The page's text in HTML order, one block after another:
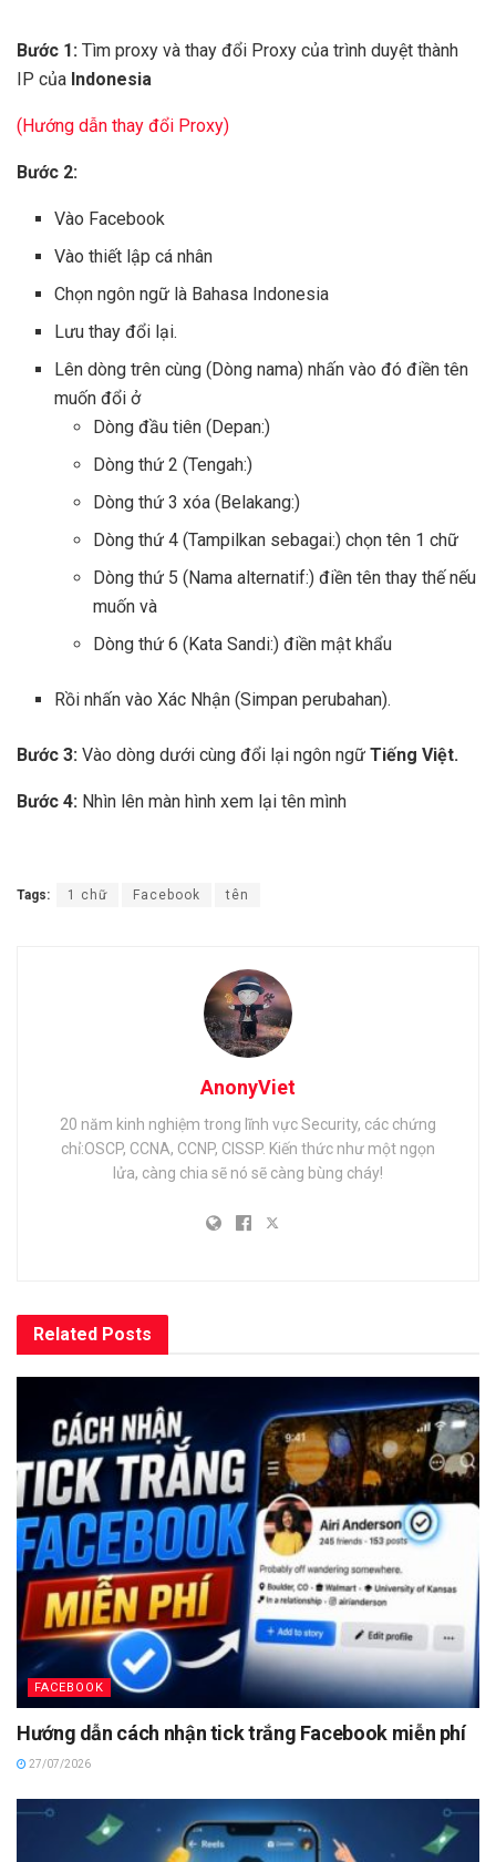
Bước 1: Tìm proxy và thay đổi Proxy của trình duyệt thành
IP của Indonesia
(Hướng dẫn thay đổi Proxy)
Bước 2:
Vào Facebook
Vào thiết lập cá nhân
Chọn ngôn ngữ là Bahasa Indonesia
Lưu thay đổi lại.
Lên dòng trên cùng (Dòng nama) nhấn vào đó điền tên
muốn đổi ở
Dòng đầu tiên (Depan:)
Dòng thứ 2 (Tengah:)
Dòng thứ 3 xóa (Belakang:)
Dòng thứ 4 (Tampilkan sebagai:) chọn tên 1 chữ
Dòng thứ 5 (Nama alternatif:) điền tên thay thế nếu
muốn và
Dòng thứ 6 (Kata Sandi:) điền mật khẩu
Rồi nhấn vào Xác Nhận (Simpan perubahan).
Bước 3: Vào dòng dưới cùng đổi lại ngôn ngữ Tiếng Việt.
Bước 4: Nhìn lên màn hình xem lại tên mình
Tags: 1 chữ Facebook tên
AnonyViet
20 năm kinh nghiệm trong lĩnh vực Security, các chứng
chỉ:OSCP, CCNA, CCNP, CISSP. Kiến thức như một ngọn
lửa, càng chia sẽ nó sẽ càng bùng cháy!
Related Posts
FACEBOOK
Hướng dẫn cách nhận tick trắng Facebook miễn phí
27/07/2026